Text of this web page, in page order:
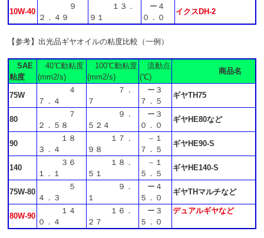
10W-40
９
２．４９
１３．
９１
ー４
０．０
イクスDH-2
【参考】出光品ギヤオイルの粘度比較（一例）
SAE
粘度
40℃動粘度
(mm2/s)
100℃動粘度
(mm2/s)
流動点
(℃)
商品名
75W
４
７．４
７．
７
ー３
７．５
ギヤTH75
80
７
２．５８
９．
５２４
ー３
０．０
ギヤHE80など
90
１８
３．４
１７．
９８
－１
７．５
ギヤHE90-S
140
３６
１．１
１８．
５１
－１
５．５
ギヤHE140-S
75W-80
５
４．３
９．
１
ー４
５．０
ギヤTHマルチなど
80W-90
１４
０．４
１６．
２７
ー３
５．０
デュアルギヤなど